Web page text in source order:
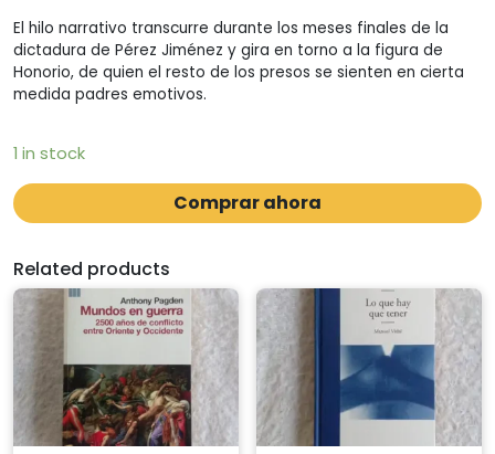
El hilo narrativo transcurre durante los meses finales de la
dictadura de Pérez Jiménez y gira en torno a la figura de
Honorio, de quien el resto de los presos se sienten en cierta
medida padres emotivos.
1 in stock
Comprar ahora
Related products